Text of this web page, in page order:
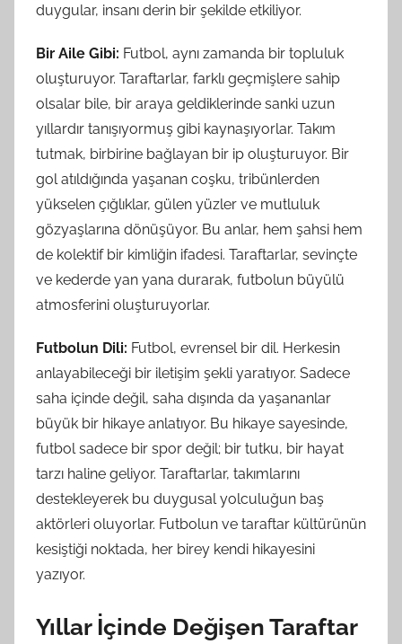
duygular, insanı derin bir şekilde etkiliyor.
Bir Aile Gibi: Futbol, aynı zamanda bir topluluk
oluşturuyor. Taraftarlar, farklı geçmişlere sahip
olsalar bile, bir araya geldiklerinde sanki uzun
yıllardır tanışıyormuş gibi kaynaşıyorlar. Takım
tutmak, birbirine bağlayan bir ip oluşturuyor. Bir
gol atıldığında yaşanan coşku, tribünlerden
yükselen çığlıklar, gülen yüzler ve mutluluk
gözyaşlarına dönüşüyor. Bu anlar, hem şahsi hem
de kolektif bir kimliğin ifadesi. Taraftarlar, sevinçte
ve kederde yan yana durarak, futbolun büyülü
atmosferini oluşturuyorlar.
Futbolun Dili: Futbol, evrensel bir dil. Herkesin
anlayabileceği bir iletişim şekli yaratıyor. Sadece
saha içinde değil, saha dışında da yaşananlar
büyük bir hikaye anlatıyor. Bu hikaye sayesinde,
futbol sadece bir spor değil; bir tutku, bir hayat
tarzı haline geliyor. Taraftarlar, takımlarını
destekleyerek bu duygusal yolculuğun baş
aktörleri oluyorlar. Futbolun ve taraftar kültürünün
kesiştiği noktada, her birey kendi hikayesini
yazıyor.
Yıllar İçinde Değişen Taraftar